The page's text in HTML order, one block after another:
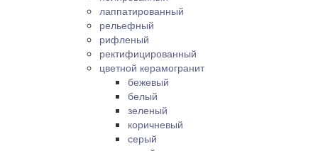
лаппатированный
рельефный
рифленый
ректифицированный
цветной керамогранит
бежевый
белый
зеленый
коричневый
серый